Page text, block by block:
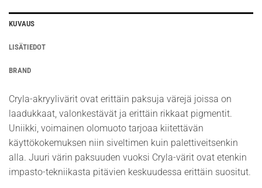
KUVAUS
LISÄTIEDOT
BRAND
Cryla-akryylivärit ovat erittäin paksuja värejä joissa on
laadukkaat, valonkestävät ja erittäin rikkaat pigmentit.
Uniikki, voimainen olomuoto tarjoaa kiitettävän
käyttökokemuksen niin siveltimen kuin palettiveitsenkin
alla. Juuri värin paksuuden vuoksi Cryla-värit ovat etenkin
impasto-tekniikasta pitävien keskuudessa erittäin suositut.